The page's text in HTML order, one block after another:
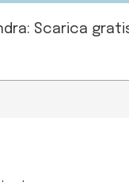
Scarica